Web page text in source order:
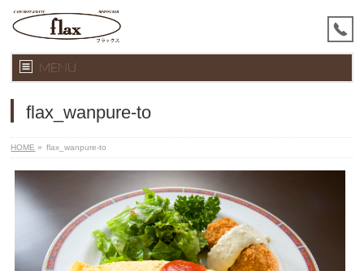
MENU
flax_wanpure-to
HOME » flax_wanpure-to